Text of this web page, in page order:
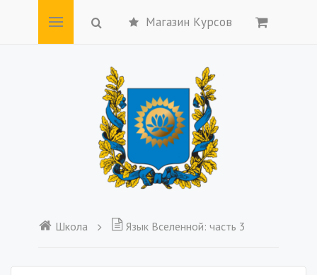
Магазин Курсов
Школа Язык Вселенной: часть 3